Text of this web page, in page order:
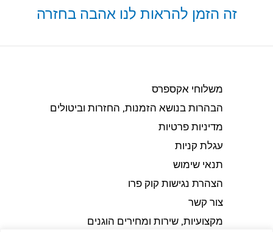
זה הזמן להראות לנו אהבה בחזרה
משלוחי אקספרס
הבהרות בנושא הזמנות, החזרות וביטולים​
מדיניות פרטיות
עגלת קניות
תנאי שימוש
הצהרת נגישות קוק פרו
צור קשר
מקצועיות, שירות ומחירים הוגנים